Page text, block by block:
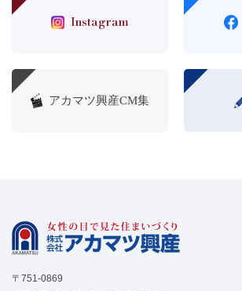
Instagram
アカマツ興産CM集
〒751-0869